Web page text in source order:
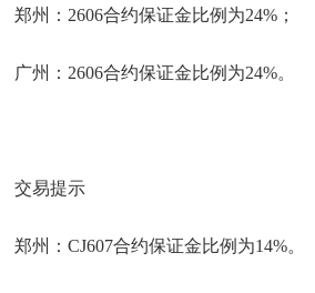
郑州：2606合约保证金比例为24%；
广州：2606合约保证金比例为24%。
交易提示
郑州：CJ607合约保证金比例为14%。